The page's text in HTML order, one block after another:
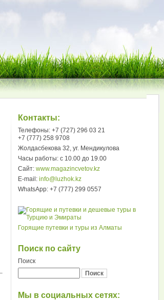
Контакты:
Телефоны: +7 (727) 296 03 21
+7 (777) 258 9708
Жолдасбекова 32, уг. Мендикулова
Часы работы: с 10.00 до 19.00
Сайт:www.magazincvetov.kz
E-mail:info@luzhok.kz
WhatsApp: +7 (777) 299 0557
Горящие путевки и туры из Алматы
Поиск по сайту
Поиск
Мы в социальных сетях: